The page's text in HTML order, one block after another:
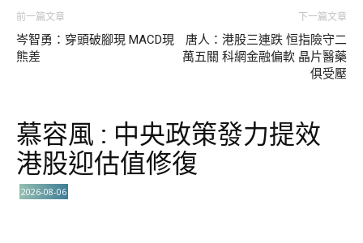
前一篇文章
岑智勇：穿頭破腳現 MACD現
熊差
下一篇文章
唐人：港股三連跌 恒指險守二
萬五關 科網金融偏軟 晶片醫藥
俱受壓
慕容風 : 中央政策發力提效
港股迎估值修復
2026-08-06